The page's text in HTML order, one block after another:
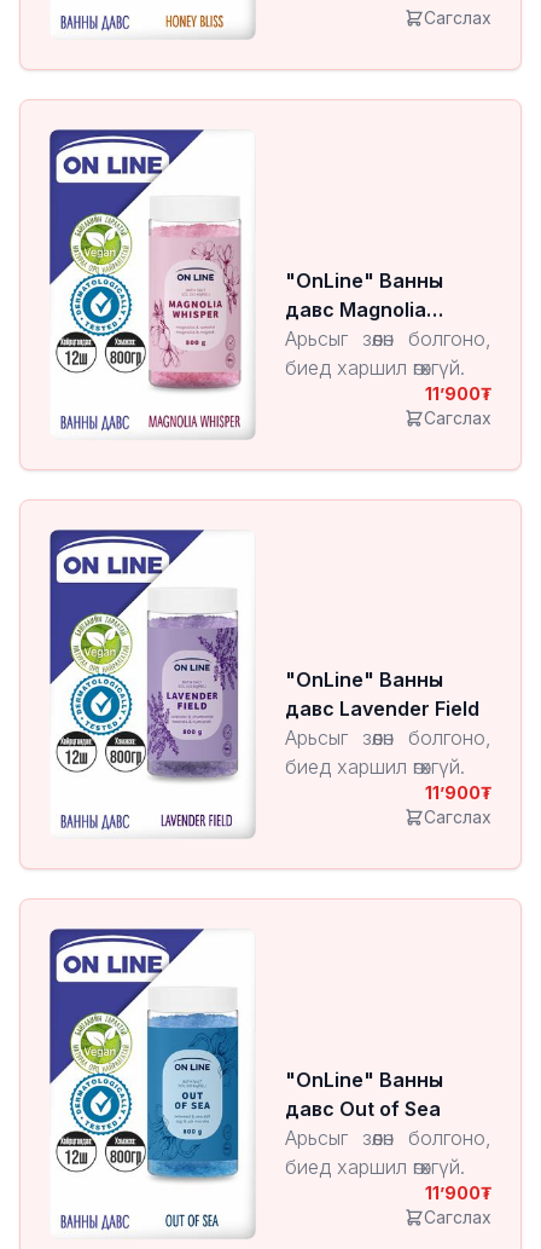
Сагслах
"OnLine" Ванны
давс Magnolia
Whisper
Арьсыг зөөлөн болгоно,
биед харшил өгөхгүй.
11’900
Сагслах
"OnLine" Ванны
давс Lavender Field
Арьсыг зөөлөн болгоно,
биед харшил өгөхгүй.
11’900
Сагслах
"OnLine" Ванны
давс Out of Sea
Арьсыг зөөлөн болгоно,
биед харшил өгөхгүй.
11’900
Сагслах